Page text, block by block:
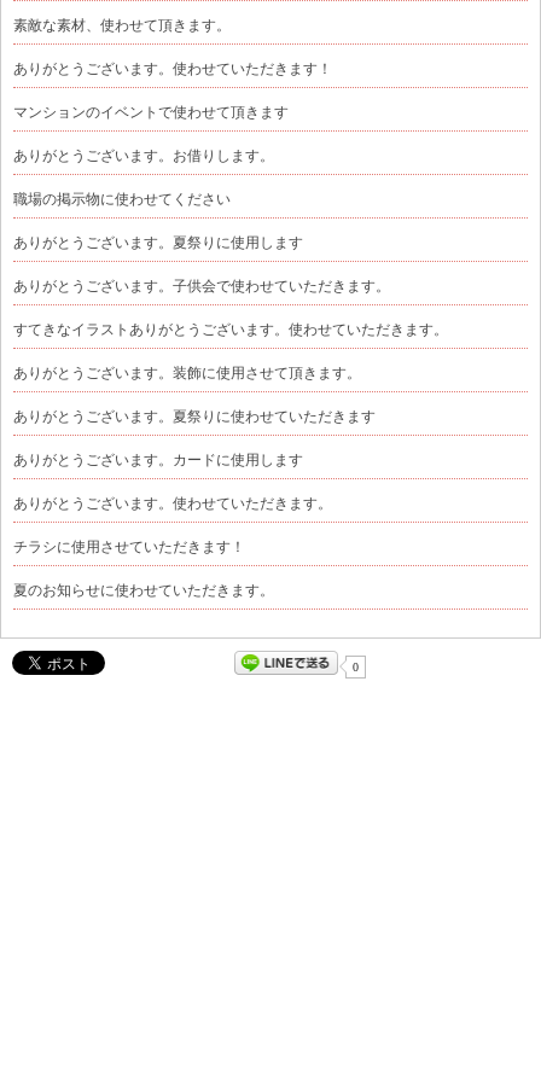
素敵な素材、使わせて頂きます。
ありがとうございます。使わせていただきます！
マンションのイベントで使わせて頂きます
ありがとうございます。お借りします。
職場の掲示物に使わせてください
ありがとうございます。夏祭りに使用します
ありがとうございます。子供会で使わせていただきます。
すてきなイラストありがとうございます。使わせていただきます。
ありがとうございます。装飾に使用させて頂きます。
ありがとうございます。夏祭りに使わせていただきます
ありがとうございます。カードに使用します
ありがとうございます。使わせていただきます。
チラシに使用させていただきます！
夏のお知らせに使わせていただきます。
0